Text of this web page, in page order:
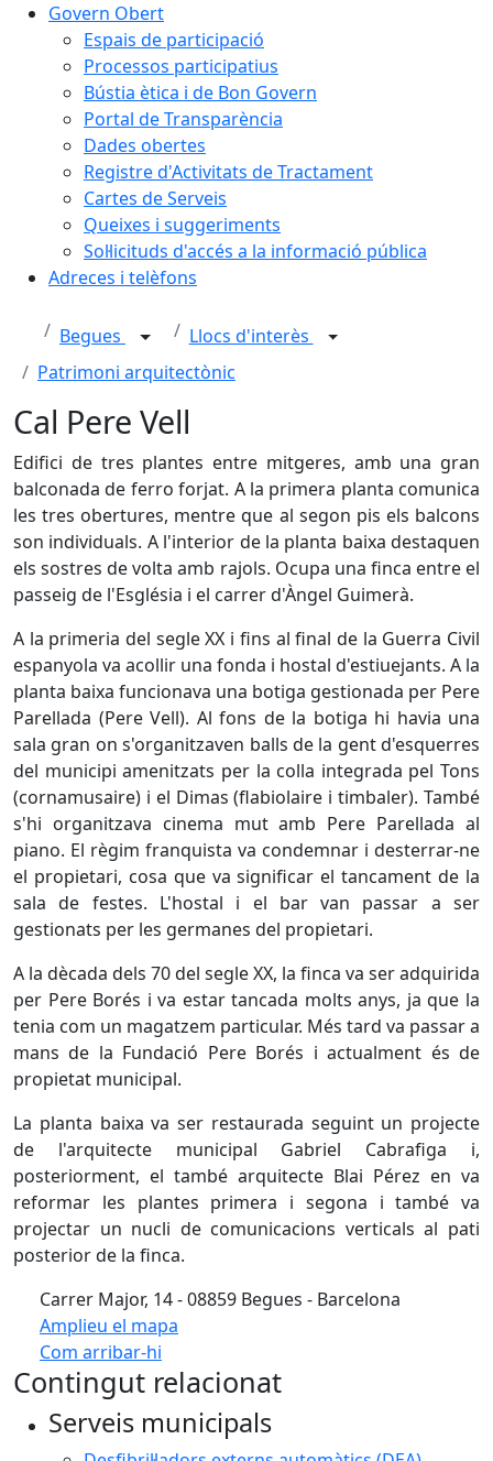
Govern Obert
Espais de participació
Processos participatius
Bústia ètica i de Bon Govern
Portal de Transparència
Dades obertes
Registre d'Activitats de Tractament
Cartes de Serveis
Queixes i suggeriments
Sol·licituds d'accés a la informació pública
Adreces i telèfons
Begues
Llocs d'interès
Patrimoni arquitectònic
Cal Pere Vell
Edifici de tres plantes entre mitgeres, amb una gran
balconada de ferro forjat. A la primera planta comunica
les tres obertures, mentre que al segon pis els balcons
son individuals. A l'interior de la planta baixa destaquen
els sostres de volta amb rajols. Ocupa una finca entre el
passeig de l'Església i el carrer d'Àngel Guimerà.
A la primeria del segle XX i fins al final de la Guerra Civil
espanyola va acollir una fonda i hostal d'estiuejants. A la
planta baixa funcionava una botiga gestionada per Pere
Parellada (Pere Vell). Al fons de la botiga hi havia una
sala gran on s'organitzaven balls de la gent d'esquerres
del municipi amenitzats per la colla integrada pel Tons
(cornamusaire) i el Dimas (flabiolaire i timbaler). També
s'hi organitzava cinema mut amb Pere Parellada al
piano. El règim franquista va condemnar i desterrar-ne
el propietari, cosa que va significar el tancament de la
sala de festes. L'hostal i el bar van passar a ser
gestionats per les germanes del propietari.
A la dècada dels 70 del segle XX, la finca va ser adquirida
per Pere Borés i va estar tancada molts anys, ja que la
tenia com un magatzem particular. Més tard va passar a
mans de la Fundació Pere Borés i actualment és de
propietat municipal.
La planta baixa va ser restaurada seguint un projecte
de l'arquitecte municipal Gabriel Cabrafiga i,
posteriorment, el també arquitecte Blai Pérez en va
reformar les plantes primera i segona i també va
projectar un nucli de comunicacions verticals al pati
posterior de la finca.
Carrer Major, 14 - 08859 Begues - Barcelona
Amplieu el mapa
Com arribar-hi
+
−
Contingut relacionat
Serveis municipals